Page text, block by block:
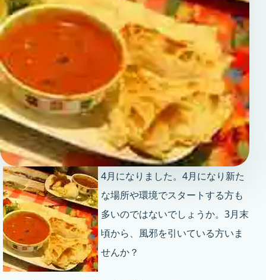
4月になりました。4月になり新た
な場所や環境でスタートする方も
多いのではないでしょうか。3月末
頃から、風邪を引いている方いま
せんか？